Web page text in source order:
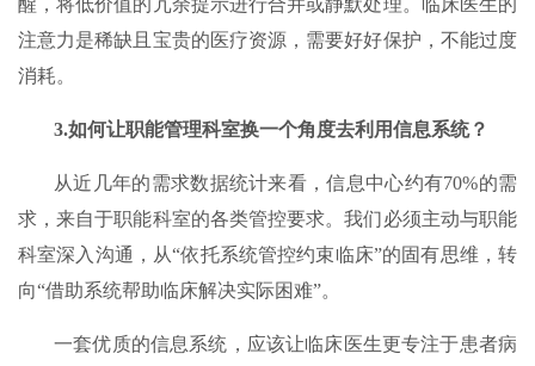
醒，将低价值的冗余提示进行合并或静默处理。临床医生的
注意力是稀缺且宝贵的医疗资源，需要好好保护，不能过度
消耗。
3.如何让职能管理科室换一个角度去利用信息系统？
从近几年的需求数据统计来看，信息中心约有70%的需
求，来自于职能科室的各类管控要求。我们必须主动与职能
科室深入沟通，从“依托系统管控约束临床”的固有思维，转
向“借助系统帮助临床解决实际困难”。
一套优质的信息系统，应该让临床医生更专注于患者病